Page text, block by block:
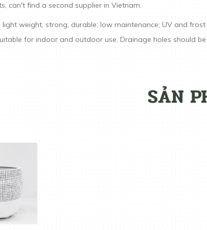
can't find a second supplier in Vietnam.
light weight, strong, durable; low maintenance; UV and
for indoor and outdoor use. Drainage holes should
SẢN